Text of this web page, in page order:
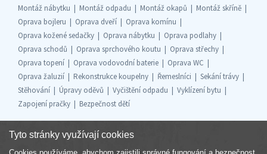
Montáž nábytku
Montáž odpadu Montáž okapů
Montáž skříně
Oprava bojleru
Oprava dveří
Oprava komínu
Oprava kožené sedačky
Oprava nábytku
Oprava podlahy
Oprava schodů
Oprava sprchového koutu
Oprava střechy
Oprava topení
Oprava vodovodní baterie
Oprava WC
Oprava žaluzií
Rekonstrukce koupelny Řemeslníci
Sekání trávy
Stěhování
Úpravy oděvů Vyčištění odpadu
Vyklízení bytu
Zapojení pračky
Bezpečnost dětí
Tyto stránky využívají cookies